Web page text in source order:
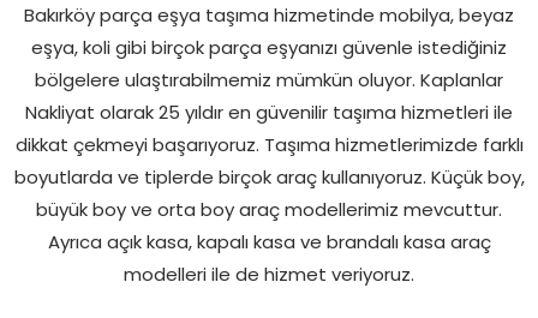
Bakırköy parça eşya taşıma hizmetinde mobilya, beyaz
eşya, koli gibi birçok parça eşyanızı güvenle istediğiniz
bölgelere ulaştırabilmemiz mümkün oluyor. Kaplanlar
Nakliyat olarak 25 yıldır en güvenilir taşıma hizmetleri ile
dikkat çekmeyi başarıyoruz. Taşıma hizmetlerimizde farklı
boyutlarda ve tiplerde birçok araç kullanıyoruz. Küçük boy,
büyük boy ve orta boy araç modellerimiz mevcuttur.
Ayrıca açık kasa, kapalı kasa ve brandalı kasa araç
modelleri ile de hizmet veriyoruz.